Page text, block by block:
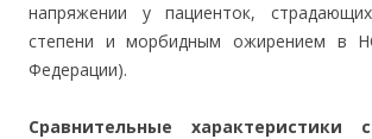
напряжении у пациенток,
степени и морбидным ожирением в
Федерации).
Сравнительные характеристики